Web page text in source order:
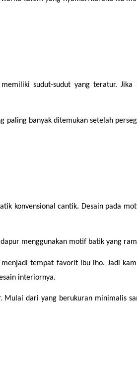
sudut-sudut yang teratur. Jika
paling banyak ditemukan setelah
konvensional cantik. Desain pada
menggunakan motif batik yang
tempat favorit ibu lho. Jadi
interiornya.
dari yang berukuran minimalis